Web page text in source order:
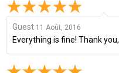
Guest 11 Août, 2016
Everything is fine! Thank you,